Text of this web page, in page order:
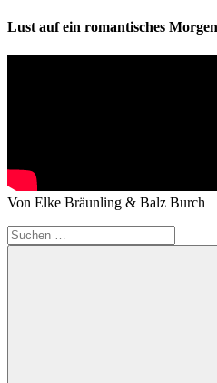
Lust auf ein romantisches
Von Elke Bräunling & Balz Burch
Suchen
nach: